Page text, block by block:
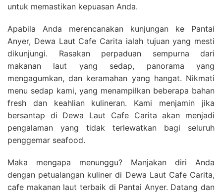
untuk memastikan kepuasan Anda.
Apabila Anda merencanakan kunjungan ke Pantai
Anyer, Dewa Laut Cafe Carita ialah tujuan yang mesti
dikunjungi. Rasakan perpaduan sempurna dari
makanan laut yang sedap, panorama yang
mengagumkan, dan keramahan yang hangat. Nikmati
menu sedap kami, yang menampilkan beberapa bahan
fresh dan keahlian kulineran. Kami menjamin jika
bersantap di Dewa Laut Cafe Carita akan menjadi
pengalaman yang tidak terlewatkan bagi seluruh
penggemar seafood.
Maka mengapa menunggu? Manjakan diri Anda
dengan petualangan kuliner di Dewa Laut Cafe Carita,
cafe makanan laut terbaik di Pantai Anyer. Datang dan